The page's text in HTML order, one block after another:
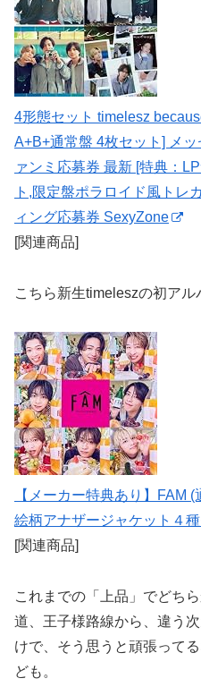
4形態セット timelesz
A+B+通常盤 4枚セット] メ
ァンミ応募券 最新 [特典：
ト,限定盤ポラロイド風トレ
ィング応募券 SexyZone
[関連商品]
こちら新生timeleszの初アル
【メーカー特典あり】FAM
絵柄アナザージャケット４
[関連商品]
これまでの「上品」でどち
道、王子様路線から、違う
けで、そう思うと頑張って
ども。